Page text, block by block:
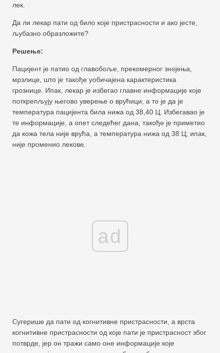
лек.
Да ли лекар пати од било које пристрасности и ако јесте,
љубазно образложите?
Решење:
Пацијент је патио од главобоље, прекомерног знојења,
мрзлице, што је такође уобичајена карактеристика
грознице. Ипак, лекар је избегао главне информације које
поткрепљују његово уверење о врућици, а то је да је
температура пацијента била нижа од 38,40 Ц. Избегавао је
те информације, а опет следећег дана, такође је приметио
да кожа тела није врућа, а температура нижа од 38 Ц; ипак,
није променио лекове.
ad
Сугерише да пати од когнитивне пристрасности, а врста
когнитивне пристрасности од које пати је пристрасност због
потврде, јер он тражи само оне информације које